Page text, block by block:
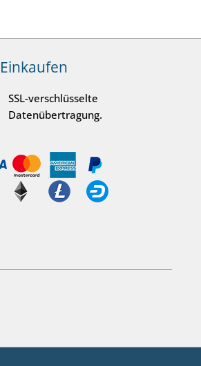
SSL-verschlüsselte
Datenübertragung.